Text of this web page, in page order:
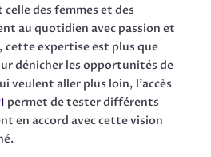
des femmes et des
au quotidien avec passion et
cette expertise est plus que
dénicher les opportunités de
veulent aller plus loin, l’accès
permet de tester différents
en accord avec cette vision